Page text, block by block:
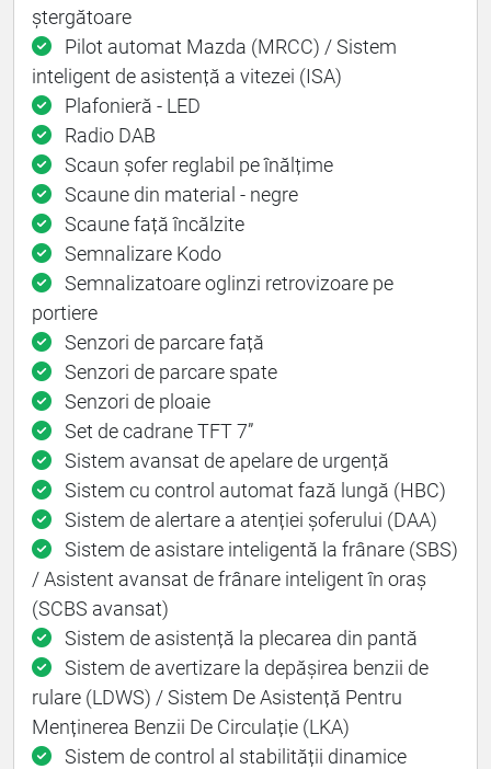
ștergătoare
Pilot automat Mazda (MRCC) / Sistem
inteligent de asistență a vitezei (ISA)
Plafonieră - LED
Radio DAB
Scaun șofer reglabil pe înălțime
Scaune din material - negre
Scaune față încălzite
Semnalizare Kodo
Semnalizatoare oglinzi retrovizoare pe
portiere
Senzori de parcare față
Senzori de parcare spate
Senzori de ploaie
Set de cadrane TFT 7”
Sistem avansat de apelare de urgență
Sistem cu control automat fază lungă (HBC)
Sistem de alertare a atenției șoferului (DAA)
Sistem de asistare inteligentă la frânare (SBS)
/ Asistent avansat de frânare inteligent în oraș
(SCBS avansat)
Sistem de asistență la plecarea din pantă
Sistem de avertizare la depășirea benzii de
rulare (LDWS) / Sistem De Asistență Pentru
Menținerea Benzii De Circulație (LKA)
Sistem de control al stabilității dinamice